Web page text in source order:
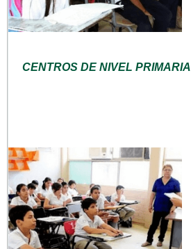
CENTROS DE NIVEL PRIMARIA